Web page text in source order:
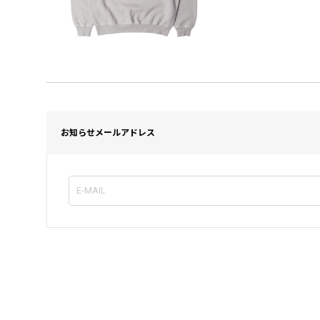
お知らせメールアドレス